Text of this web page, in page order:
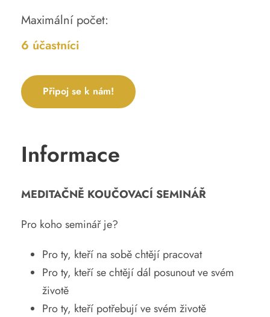
Maximální počet:
6 účastníci
Připoj se k nám!
Informace
MEDITAČNĚ KOUČOVACÍ SEMINÁŘ
Pro koho seminář je?
Pro ty, kteří na sobě chtějí pracovat
Pro ty, kteří se chtějí dál posunout ve svém
životě
Pro ty, kteří potřebují ve svém životě